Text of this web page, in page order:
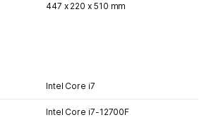
447 x 220 x 510 mm
Intel Core i7
Intel Core i7-12700F